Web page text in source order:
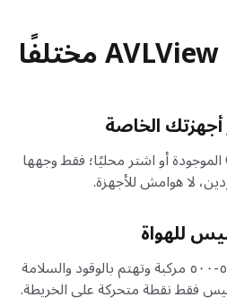
الخاصة
أعد استخدام أجهزة تتبع GPS الموجودة أو اشتر محليًا؛ فقط وجهها
للهواة
مصمم للأساطيل التي تضم ٥-٥٠٠ مركبة وتهتم بالوقود والسلامة
فقط نقطة متحركة على الخريطة.